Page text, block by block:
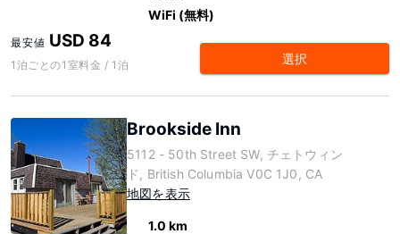
WiFi (無料)
最安値 USD 84
1泊ごとの1室料金 / 1泊 選択
Brookside Inn
5112 - 50th Street SW, チェトウィン
ド, British Columbia V0C 1J0, CA
地図を表示
1.0 km